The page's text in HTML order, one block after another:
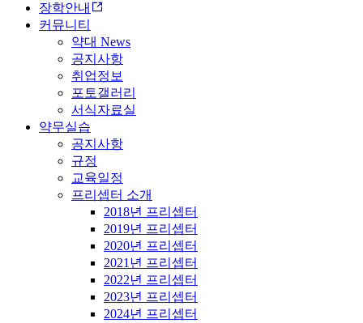
장학안내
커뮤니티
약대 News
공지사항
취업정보
포토갤러리
서식자료실
약무실습
공지사항
규정
교육일정
프리셉터 소개
2018년 프리셉터
2019년 프리셉터
2020년 프리셉터
2021년 프리셉터
2022년 프리셉터
2023년 프리셉터
2024년 프리셉터